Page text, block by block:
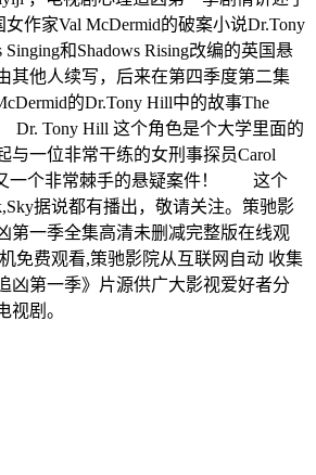
作家Val McDermid的破案小说Dr.Tony
和Shadows Rising改编的英国悬
其他人续写，后来在第四季度第二集
的Dr.Tony Hill中的故事The
Tony Hill 这个角色是个大学里面的
与一位非常干练的女刑事探员Carol
又一个非常棘手的悬疑案件！ 这个
据说都有播出，敬请关注。策驰影
第一季全集高清未删减完整版在线观
免费观看,策驰影院从互联网自动 收集
凶第一季》片源供广大影视爱好者分
视剧。